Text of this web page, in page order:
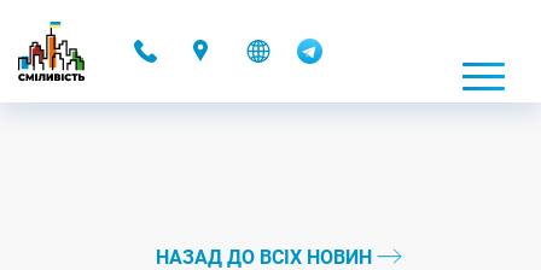
НАЗАД ДО ВСІХ НОВИН